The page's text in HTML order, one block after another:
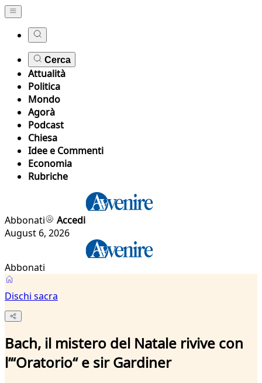
Cerca
Attualità
Politica
Mondo
Agorà
Podcast
Chiesa
Idee e Commenti
Economia
Rubriche
Abbonati
Accedi
August 6, 2026
Abbonati
Dischi sacra
Bach, il mistero del Natale rivive con
l’“Oratorio“ e sir Gardiner